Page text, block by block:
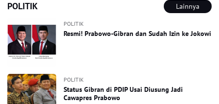
POLITIK Lainnya
POLITIK
Resmi! Prabowo-Gibran dan Sudah Izin ke Jokowi
POLITIK
Status Gibran di PDIP Usai Diusung Jadi
Cawapres Prabowo